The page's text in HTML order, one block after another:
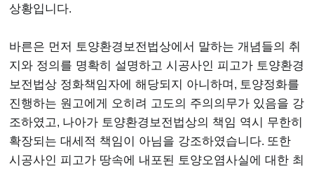
상황입니다.
바른은 먼저 토양환경보전법상에서 말하는 개념들의 취
지와 정의를 명확히 설명하고 시공사인 피고가 토양환경
보전법상 정화책임자에 해당되지 아니하며 , 토양정화를
진행하는 원고에게 오히려 고도의 주의의무가 있음을 강
조하였고, 나아가 토양환경보전법상의 책임 역시 무한히
확장되는 대세적 책임이 아님을 강조하였습니다. 또한
시공사인 피고가 땅속에 내포된 토양오염사실에 대한 최